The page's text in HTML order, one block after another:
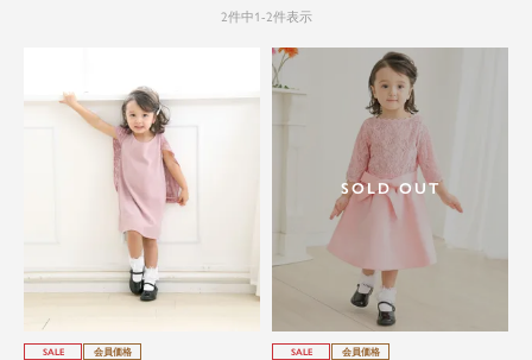
2件中1-2件表示
SALE 会員価格
SOLD OUT
SALE 会員価格